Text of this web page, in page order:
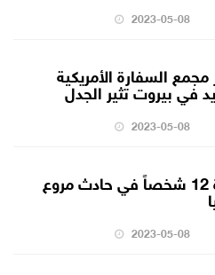
2023-05-08
السفارة الأمريكية
في بيروت تثير الجدل
2023-05-08
وفاة 12 شخصاً في حادث مروع
2023-05-08